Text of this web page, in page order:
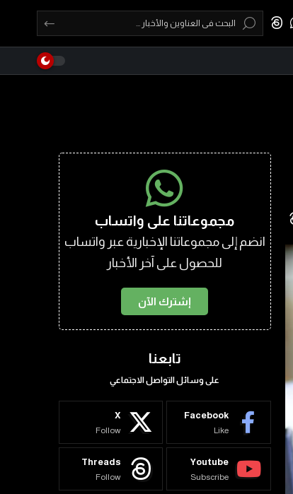
مجموعاتنا على واتساب
انضم إلى مجموعاتنا الإخبارية عبر واتساب
للحصول على آخر الأخبار
إشترك الآن
تابعنا
على وسائل التواصل الاجتماعي
Facebook
Like
X
Follow
Youtube
Subscribe
Threads
Follow